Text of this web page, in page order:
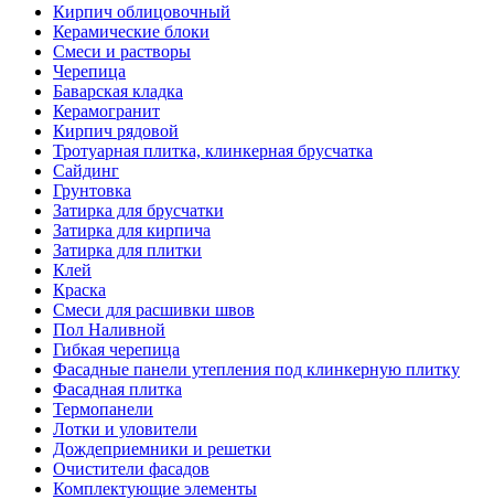
Кирпич облицовочный
Керамические блоки
Смеси и растворы
Черепица
Баварская кладка
Керамогранит
Кирпич рядовой
Тротуарная плитка, клинкерная брусчатка
Сайдинг
Грунтовка
Затирка для брусчатки
Затирка для кирпича
Затирка для плитки
Клей
Краска
Смеси для расшивки швов
Пол Наливной
Гибкая черепица
Фасадные панели утепления под клинкерную плитку
Фасадная плитка
Термопанели
Лотки и уловители
Дождеприемники и решетки
Очистители фасадов
Комплектующие элементы